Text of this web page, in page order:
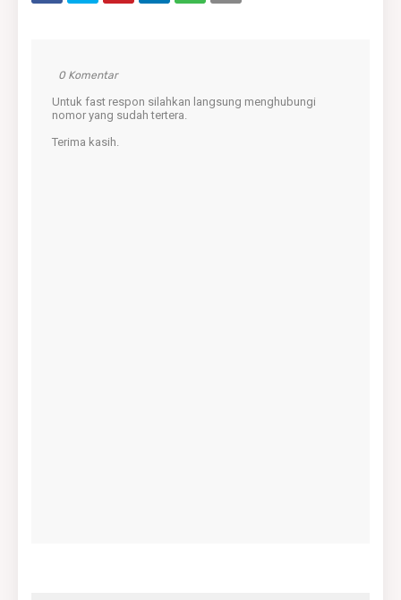
0 Komentar
Untuk fast respon silahkan langsung menghubungi
nomor yang sudah tertera.
Terima kasih.